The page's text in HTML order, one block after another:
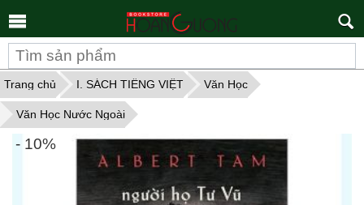
Trang chủ I. SÁCH TIẾNG VIỆT Văn Học
Văn Học Nước Ngoài
- 10%